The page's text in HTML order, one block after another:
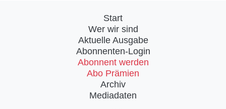
Start
Wer wir sind
Aktuelle Ausgabe
Abonnenten-Login
Abonnent werden
Abo Prämien
Archiv
Mediadaten